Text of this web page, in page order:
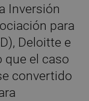
Inversión
para
Deloitte e
que el caso
convertido